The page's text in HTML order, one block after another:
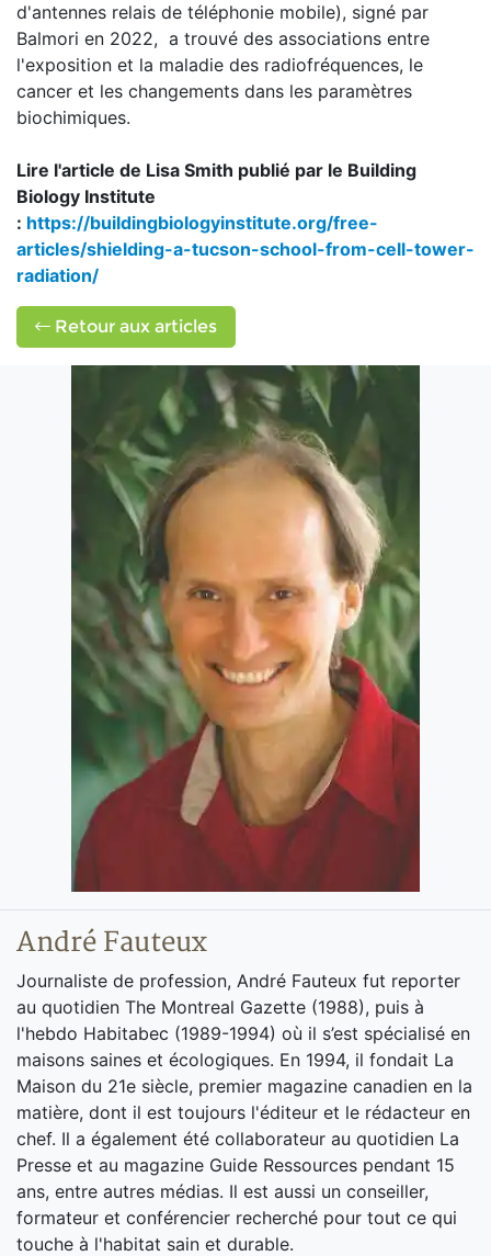
d'antennes relais de téléphonie mobile), signé par
Balmori en 2022, a trouvé des associations entre
l'exposition et la maladie des radiofréquences, le
cancer et les changements dans les paramètres
biochimiques.
Lire l'article de Lisa Smith publié par le Building
Biology Institute
: https://buildingbiologyinstitute.org/free-
articles/shielding-a-tucson-school-from-cell-tower-
radiation/
Retour aux articles
André Fauteux
Journaliste de profession, André Fauteux fut reporter
au quotidien The Montreal Gazette (1988), puis à
l'hebdo Habitabec (1989-1994) où il s’est spécialisé en
maisons saines et écologiques. En 1994, il fondait La
Maison du 21e siècle, premier magazine canadien en la
matière, dont il est toujours l'éditeur et le rédacteur en
chef. Il a également été collaborateur au quotidien La
Presse et au magazine Guide Ressources pendant 15
ans, entre autres médias. Il est aussi un conseiller,
formateur et conférencier recherché pour tout ce qui
touche à l'habitat sain et durable.